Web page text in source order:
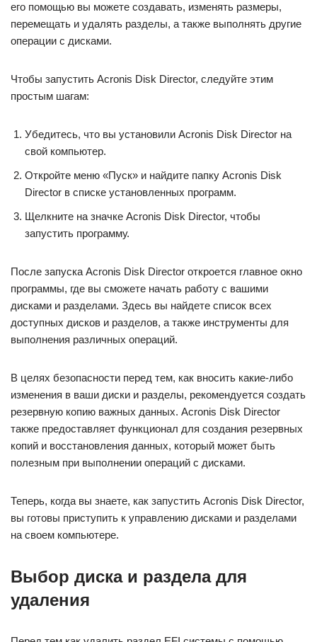
его помощью вы можете создавать, изменять размеры,
перемещать и удалять разделы, а также выполнять другие
операции с дисками.
Чтобы запустить Acronis Disk Director, следуйте этим
простым шагам:
Убедитесь, что вы установили Acronis Disk Director на
свой компьютер.
Откройте меню «Пуск» и найдите папку Acronis Disk
Director в списке установленных программ.
Щелкните на значке Acronis Disk Director, чтобы
запустить программу.
После запуска Acronis Disk Director откроется главное окно
программы, где вы сможете начать работу с вашими
дисками и разделами. Здесь вы найдете список всех
доступных дисков и разделов, а также инструменты для
выполнения различных операций.
В целях безопасности перед тем, как вносить какие-либо
изменения в ваши диски и разделы, рекомендуется создать
резервную копию важных данных. Acronis Disk Director
также предоставляет функционал для создания резервных
копий и восстановления данных, который может быть
полезным при выполнении операций с дисками.
Теперь, когда вы знаете, как запустить Acronis Disk Director,
вы готовы приступить к управлению дисками и разделами
на своем компьютере.
Выбор диска и раздела для
удаления